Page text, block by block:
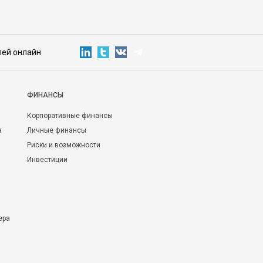
онлайн
ФИНАНСЫ
Корпоративные финансы
Личные финансы
Риски и возможности
Инвестиции